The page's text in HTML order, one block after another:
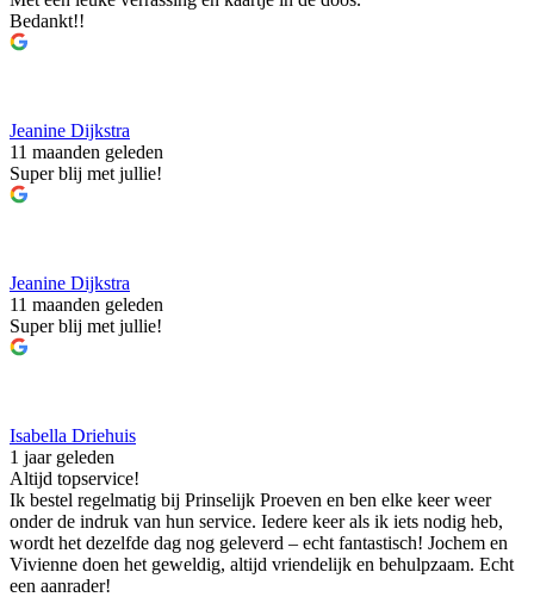
Bedankt!!
Jeanine Dijkstra
11 maanden geleden
Super blij met jullie!
Jeanine Dijkstra
11 maanden geleden
Super blij met jullie!
Isabella Driehuis
1 jaar geleden
Altijd topservice!
Ik bestel regelmatig bij Prinselijk Proeven en ben elke keer weer
onder de indruk van hun service. Iedere keer als ik iets nodig heb,
wordt het dezelfde dag nog geleverd – echt fantastisch! Jochem en
Vivienne doen het geweldig, altijd vriendelijk en behulpzaam. Echt
een aanrader!